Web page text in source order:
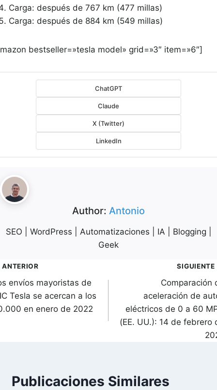
Carga: después de 767 km (477 millas)
Carga: después de 884 km (549 millas)
bestseller=»tesla model» grid=»3″ item=»6″]
ChatGPT
Claude
X (Twitter)
LinkedIn
Author: Antonio
SEO | WordPress | Automatizaciones | IA | Blogging |
Geek
ANTERIOR
envíos mayoristas de
Tesla se acercan a los
en enero de 2022
SIGUIENTE
Comparación
aceleración de
eléctricos de 0 a 60
(EE. UU.): 14 de febrero
Publicaciones Similares